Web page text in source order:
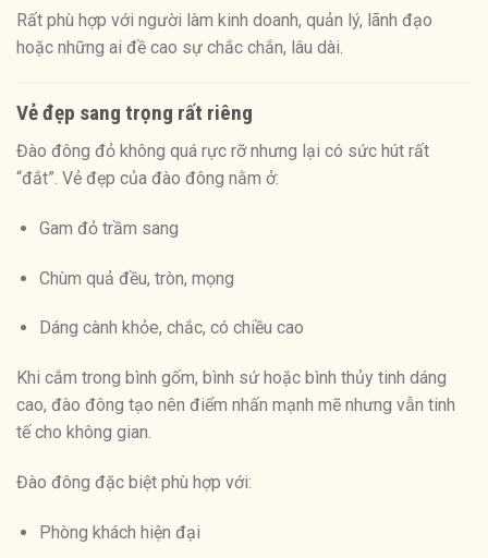
Rất phù hợp với người làm kinh doanh, quản lý, lãnh đạo
hoặc những ai đề cao sự chắc chắn, lâu dài.
Vẻ đẹp sang trọng rất riêng
Đào đông đỏ không quá rực rỡ nhưng lại có sức hút rất
“đắt”. Vẻ đẹp của đào đông nằm ở:
Gam đỏ trầm sang
Chùm quả đều, tròn, mọng
Dáng cành khỏe, chắc, có chiều cao
Khi cắm trong bình gốm, bình sứ hoặc bình thủy tinh dáng
cao, đào đông tạo nên điểm nhấn mạnh mẽ nhưng vẫn tinh
tế cho không gian.
Đào đông đặc biệt phù hợp với:
Phòng khách hiện đại